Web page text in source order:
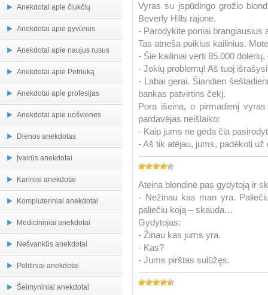
Anekdotai apie čiukčių
Anekdotai apie gyvūnus
Anekdotai apie naujus rusus
Anekdotai apie Petriuką
Anekdotai apie profesijas
Anekdotai apie uošvienes
Dienos anekdotas
Įvairūs anekdotai
Kariniai anekdotai
Kompiuteriniai anekdotai
Medicininiai anekdotai
Nešvankūs anekdotai
Politiniai anekdotai
Šeimyniniai anekdotai
Vyras su įspūdingo grožio
Beverly Hills rajone.
- Parodykite poniai brangiausius
Tas atneša puikius kailinius.
- Šie kailiniai verti 85.000
- Jokių problemų! Aš tuoj
- Labai gerai. Šiandien
bankas patvirtins čekį.
Pora išeina, o pirmadienį
pardavėjas neišlaiko:
- Kaip jums ne gėda čia
- Aš tik atėjau, jums, padėkoti
Ateina blondinė pas gydytoją ir
- Nežinau kas man yra.
paliečiu koją – skauda…
Gydytojas:
- Žinau kas jums yra.
- Kas?
- Jums pirštas sulūžęs.